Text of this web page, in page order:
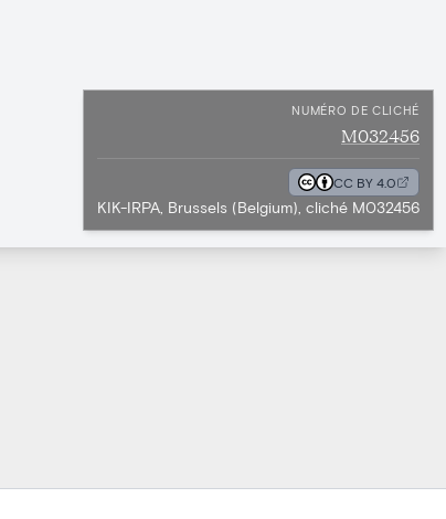
NUMÉRO DE CLICHÉ
M032456
CC BY 4.0
KIK-IRPA, Brussels (Belgium), cliché M032456